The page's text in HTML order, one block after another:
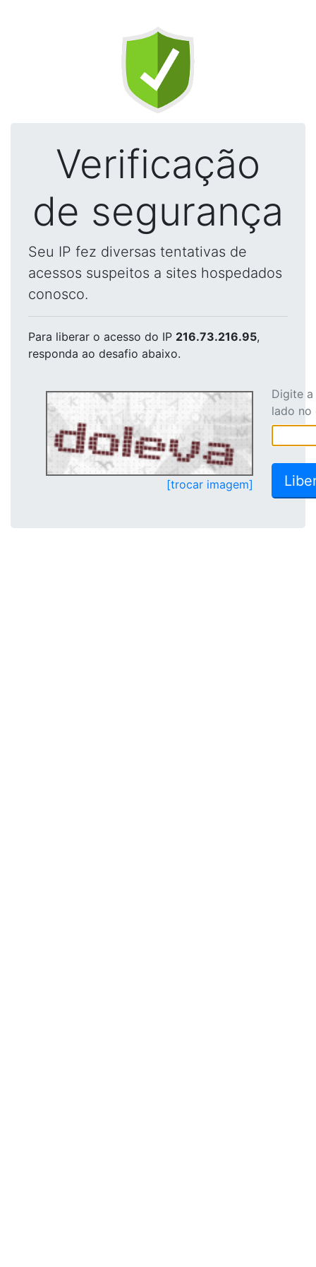
Verificação
de segurança
Seu IP fez diversas tentativas de
acessos suspeitos a sites hospedados
conosco.
Para liberar o acesso do IP 216.73.216.95,
responda ao desafio abaixo.
[trocar imagem]
Digite
lado no